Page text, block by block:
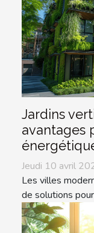
Jardins
avantages
Jeudi 10 avril
Les villes
de solutions